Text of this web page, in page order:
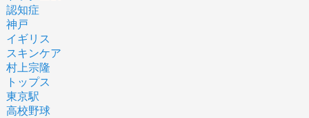
認知症
神戸
イギリス
スキンケア
村上宗隆
トップス
東京駅
高校野球